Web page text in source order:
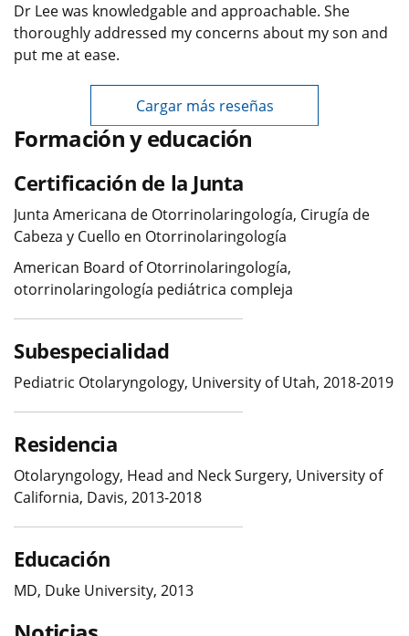
Dr Lee was knowledgable and approachable. She
thoroughly addressed my concerns about my son and
put me at ease.
Cargar más reseñas
Formación y educación
Certificación de la Junta
Junta Americana de Otorrinolaringología, Cirugía de
Cabeza y Cuello en Otorrinolaringología
American Board of Otorrinolaringología,
otorrinolaringología pediátrica compleja
Subespecialidad
Pediatric Otolaryngology, University of Utah, 2018-2019
Residencia
Otolaryngology, Head and Neck Surgery, University of
California, Davis, 2013-2018
Educación
MD, Duke University, 2013